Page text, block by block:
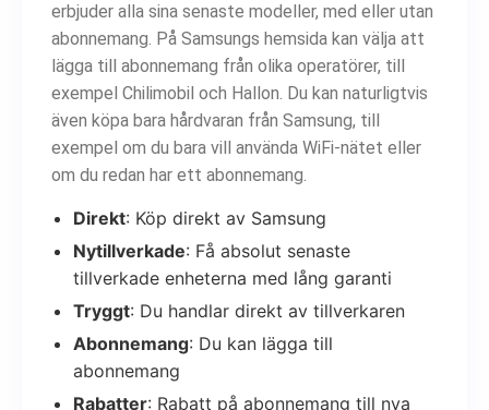
erbjuder alla sina senaste modeller, med eller utan
abonnemang. På Samsungs hemsida kan välja att
lägga till abonnemang från olika operatörer, till
exempel Chilimobil och Hallon. Du kan naturligtvis
även köpa bara hårdvaran från Samsung, till
exempel om du bara vill använda WiFi-nätet eller
om du redan har ett abonnemang.
Direkt: Köp direkt av Samsung
Nytillverkade: Få absolut senaste
tillverkade enheterna med lång garanti
Tryggt: Du handlar direkt av tillverkaren
Abonnemang: Du kan lägga till
abonnemang
Rabatter: Rabatt på abonnemang till nya